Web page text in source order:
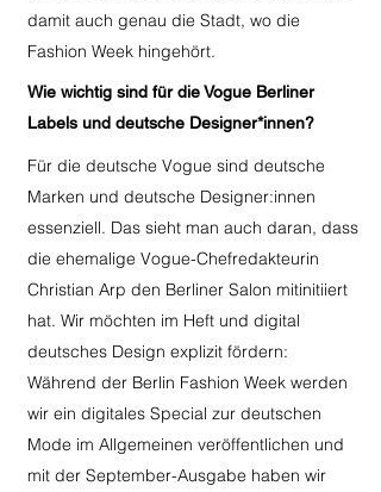
damit auch genau die Stadt, wo die
Fashion Week hingehört.
Wie wichtig sind für die Vogue Berliner
Labels und deutsche Designer*innen?
Für die deutsche Vogue sind deutsche
Marken und deutsche Designer:innen
essenziell. Das sieht man auch daran, dass
die ehemalige Vogue-Chefredakteurin
Christian Arp den Berliner Salon mitinitiiert
hat. Wir möchten im Heft und digital
deutsches Design explizit fördern:
Während der Berlin Fashion Week werden
wir ein digitales Special zur deutschen
Mode im Allgemeinen veröffentlichen und
mit der September-Ausgabe haben wir